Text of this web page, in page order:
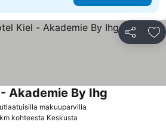
Jaa
makuuparvilla
Akademie By Ihg
kohteesta Keskusta